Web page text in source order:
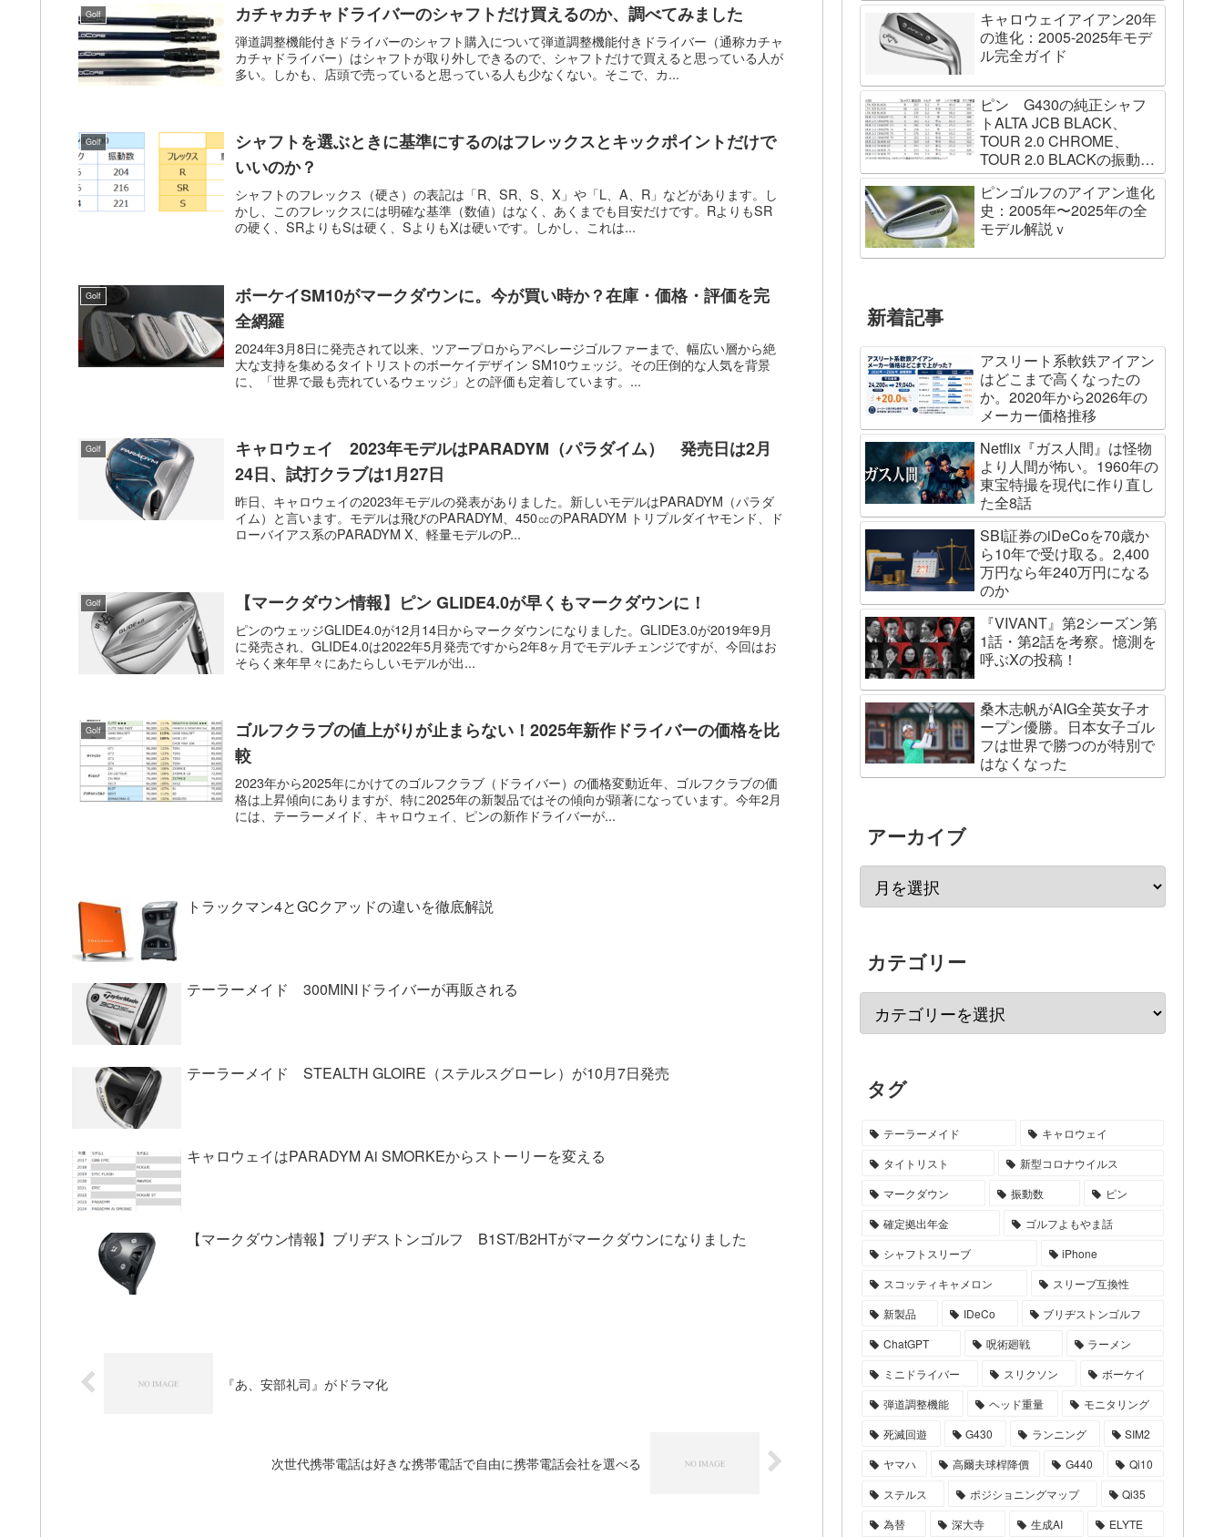
Golf カチャカチャドライバーのシャフトだけ買えるのか、調べてみました
弾道調整機能付きドライバーのシャフト購入について弾道調整機能付きドライバー（通称カチャ
カチャドライバー）はシャフトが取り外しできるので、シャフトだけで買えると思っている人が
多い。しかも、店頭で売っていると思っている人も少なくない。そこで、カ...
Golf
シャフトを選ぶときに基準にするのはフレックスとキックポイントだけで
いいのか？
シャフトのフレックス（硬さ）の表記は「R、SR、S、X」や「L、A、R」などがあります。し
かし、このフレックスには明確な基準（数値）はなく、あくまでも目安だけです。RよりもSR
の硬く、SRよりもSは硬く、SよりもXは硬いです。しかし、これは...
Golf
ボーケイSM10がマークダウンに。今が買い時か？在庫・価格・評価を完
全網羅
2024年3月8日に発売されて以来、ツアープロからアベレージゴルファーまで、幅広い層から絶
大な支持を集めるタイトリストのボーケイデザイン SM10ウェッジ。その圧倒的な人気を背景
に、「世界で最も売れているウェッジ」との評価も定着しています。...
Golf
キャロウェイ 2023年モデルはPARADYM（パラダイム） 発売日は2月
24日、試打クラブは1月27日
昨日、キャロウェイの2023年モデルの発表がありました。新しいモデルはPARADYM（パラダ
イム）と言います。モデルは飛びのPARADYM、450㏄のPARADYM トリプルダイヤモンド、ド
ローバイアス系のPARADYM X、軽量モデルのP...
Golf 【マークダウン情報】ピン GLIDE4.0が早くもマークダウンに！
ピンのウェッジGLIDE4.0が12月14日からマークダウンになりました。GLIDE3.0が2019年9月
に発売され、GLIDE4.0は2022年5月発売ですから2年8ヶ月でモデルチェンジですが、今回はお
そらく来年早々にあたらしいモデルが出...
Golf
ゴルフクラブの値上がりが止まらない！2025年新作ドライバーの価格を比
較
2023年から2025年にかけてのゴルフクラブ（ドライバー）の価格変動近年、ゴルフクラブの価
格は上昇傾向にありますが、特に2025年の新製品ではその傾向が顕著になっています。今年2月
には、テーラーメイド、キャロウェイ、ピンの新作ドライバーが...
トラックマン4とGCクアッドの違いを徹底解説
テーラーメイド 300MINIドライバーが再販される
テーラーメイド STEALTH GLOIRE（ステルスグローレ）が10月7日発売
キャロウェイはPARADYM Ai SMORKEからストーリーを変える
【マークダウン情報】ブリヂストンゴルフ B1ST/B2HTがマークダウンになりました
『あ、安部礼司』がドラマ化
次世代携帯電話は好きな携帯電話で自由に携帯電話会社を選べる
キャロウェイアイアン20年
の進化：2005-2025年モデ
ル完全ガイド
ピン G430の純正シャフ
トALTA JCB BLACK、
TOUR 2.0 CHROME、
TOUR 2.0 BLACKの振動数
を測ってみました
ピンゴルフのアイアン進化
史：2005年〜2025年の全
モデル解説ｖ
新着記事
アスリート系軟鉄アイアン
はどこまで高くなったの
か。2020年から2026年の
メーカー価格推移
Netflix『ガス人間』は怪物
より人間が怖い。1960年の
東宝特撮を現代に作り直し
た全8話
SBI証券のiDeCoを70歳か
ら10年で受け取る。2,400
万円なら年240万円になる
のか
『VIVANT』第2シーズン第
1話・第2話を考察。憶測を
呼ぶXの投稿！
桑木志帆がAIG全英女子オ
ープン優勝。日本女子ゴル
フは世界で勝つのが特別で
はなくなった
アーカイブ
カテゴリー
タグ
テーラーメイド
キャロウェイ
タイトリスト
新型コロナウイルス
マークダウン
振動数
ピン
確定拠出年金
ゴルフよもやま話
シャフトスリーブ
iPhone
スコッティキャメロン
スリーブ互換性
新製品
IDeCo
ブリヂストンゴルフ
ChatGPT
呪術廻戦
ラーメン
ミニドライバー
スリクソン
ボーケイ
弾道調整機能
ヘッド重量
モニタリング
死滅回遊
G430 ランニング
SIM2
ヤマハ
高爾夫球桿降價 G440
Qi10
ステルス
ポジショニングマップ
Qi35
為替
深大寺 生成AI
ELYTE